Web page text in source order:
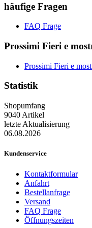
häufige Fragen
FAQ Frage
Prossimi Fieri e
Prossimi Fieri e
Statistik
Shopumfang
9040 Artikel
letzte Aktualisierung
06.08.2026
Kundenservice
Kontaktformular
Anfahrt
Bestellanfrage
Versand
FAQ Frage
Öffnungszeiten